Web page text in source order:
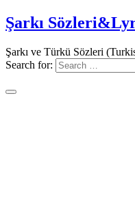
Şarkı
Şarkı ve Türkü Sözleri
Search for: